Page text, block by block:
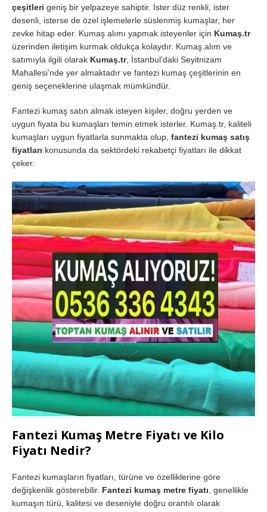
çeşitleri geniş bir yelpazeye sahiptir. İster düz renkli, ister
desenli, isterse de özel işlemelerle süslenmiş kumaşlar, her
zevke hitap eder. Kumaş alımı yapmak isteyenler için Kumaş.tr
üzerinden iletişim kurmak oldukça kolaydır. Kumaş.alım ve
satımıyla ilgili olarak Kumaş.tr, İstanbul’daki Seyitnizam
Mahallesi’nde yer almaktadır ve fantezi kumaş çeşitlerinin en
geniş seçeneklerine ulaşmak mümkündür.
Fantezi kumaş satın almak isteyen kişiler, doğru yerden ve
uygun fiyata bu kumaşları temin etmek isterler. Kumaş.tr, kaliteli
kumaşları uygun fiyatlarla sunmakta olup, fantezi kumaş satış
fiyatları konusunda da sektördeki rekabetçi fiyatları ile dikkat
çeker.
Fantezi Kumaş Metre Fiyatı ve Kilo
Fiyatı Nedir?
Fantezi kumaşların fiyatları, türüne ve özelliklerine göre
değişkenlik gösterebilir. Fantezi kumaş metre fiyatı, genellikle
kumaşın türü, kalitesi ve deseniyle doğru orantılı olarak